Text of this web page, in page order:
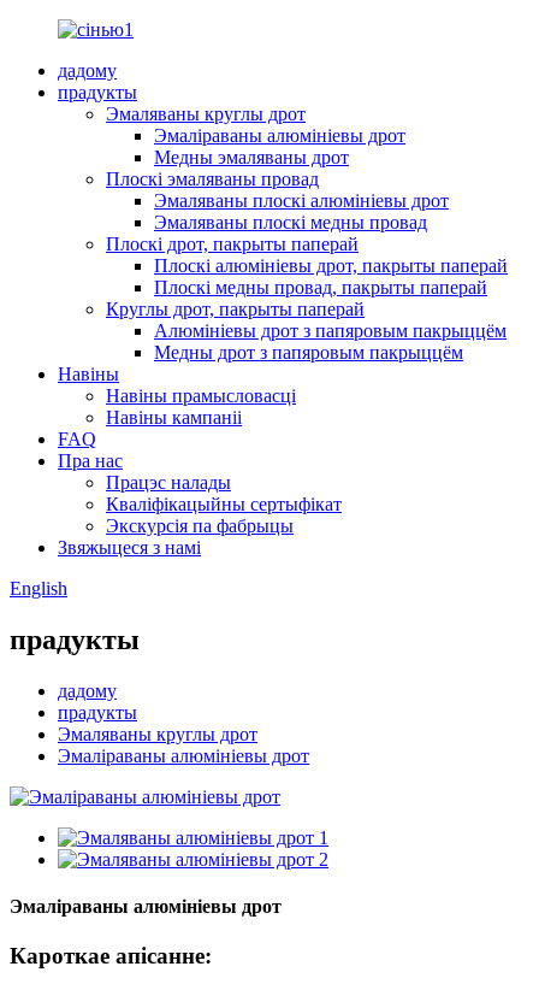
дадому
прадукты
Эмаляваны круглы дрот
Эмаліраваны алюмініевы дрот
Медны эмаляваны дрот
Плоскі эмаляваны провад
Эмаляваны плоскі алюмініевы дрот
Эмаляваны плоскі медны провад
Плоскі дрот, пакрыты паперай
Плоскі алюмініевы дрот, пакрыты паперай
Плоскі медны провад, пакрыты паперай
Круглы дрот, пакрыты паперай
Алюмініевы дрот з папяровым пакрыццём
Медны дрот з папяровым пакрыццём
Навіны
Навіны прамысловасці
Навіны кампаніі
FAQ
Пра нас
Працэс налады
Кваліфікацыйны сертыфікат
Экскурсія па фабрыцы
Звяжыцеся з намі
English
прадукты
дадому
прадукты
Эмаляваны круглы дрот
Эмаліраваны алюмініевы дрот
Эмаліраваны алюмініевы дрот
Кароткае апісанне: